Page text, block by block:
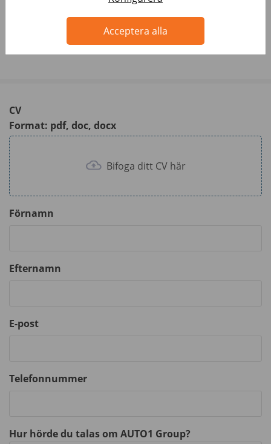
Acceptera alla
CV
Format: pdf, doc, docx
Bifoga ditt CV här
Förnamn
Efternamn
E-post
Telefonnummer
Hur hörde du talas om AUTO1 Group?